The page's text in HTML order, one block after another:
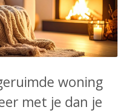
woning
met je dan je